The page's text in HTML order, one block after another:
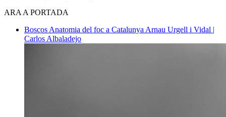
ARA A PORTADA
Boscos Anatomia del foc a Catalunya Arnau Urgell i Vidal |
Carlos Albaladejo